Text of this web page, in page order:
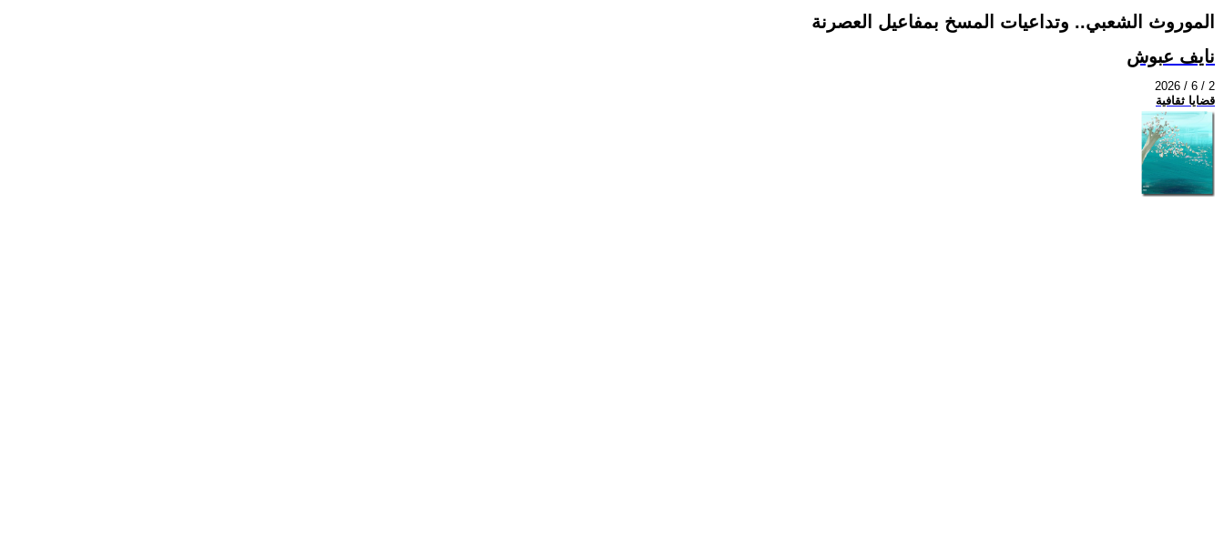
الموروث الشعبي.. وتداعيات المسخ بمفاعيل العصرنة
نايف عبوش
2026 / 6 / 2
قضايا ثقافية